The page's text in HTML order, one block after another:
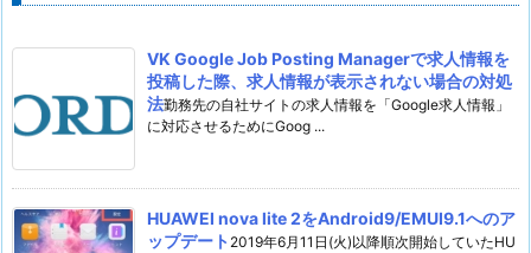
VK Google Job Posting Managerで求人情報を
投稿した際、求人情報が表示されない場合の対処
法勤務先の自社サイトの求人情報を「Google求人情報」
に対応させるためにGoog ...
HUAWEI nova lite 2をAndroid9/EMUI9.1へのア
ップデート 2019年6月11日(火)以降順次開始していたHU